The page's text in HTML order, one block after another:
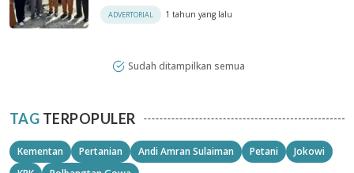
ADVERTORIAL 1 tahun yang lalu
Sudah ditampilkan semua
TAG TERPOPULER
Kementan Pertanian Andi Amran Sulaiman Petani
Jokowi